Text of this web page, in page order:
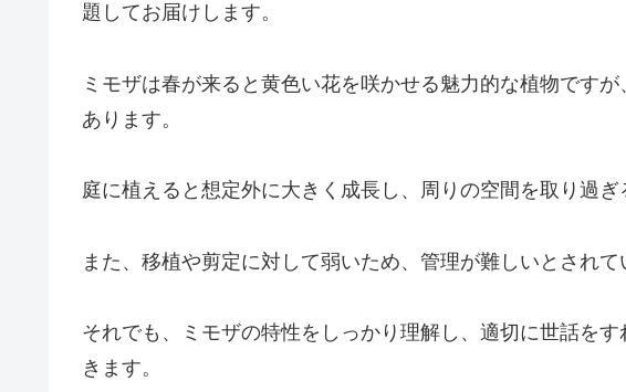
題してお届けします。
ミモザは春が来ると黄色い花を咲かせる魅力的な植物です
あります。
庭に植えると想定外に大きく成長し、周りの空間を取り過ぎ
また、移植や剪定に対して弱いため、管理が難しいとされて
それでも、ミモザの特性をしっかり理解し、適切に世話を
きます。